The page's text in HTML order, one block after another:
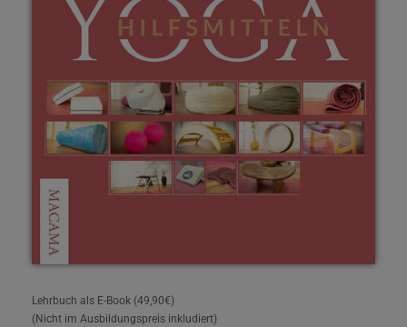
Lehrbuch als E-Book (49,90€)
(Nicht im Ausbildungspreis inkludiert)